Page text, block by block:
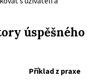
úspěšného
Příklad z praxe